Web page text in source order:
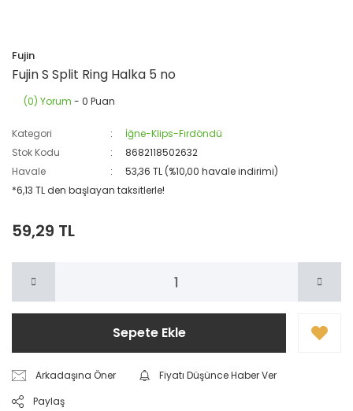
Fujin
Fujin S Split Ring Halka 5 no
(0) Yorum - 0 Puan
Kategori
İğne-Klips-Fırdöndü
Stok Kodu
8682118502632
Havale
53,36 TL (%10,00 havale indirimi)
*6,13 TL den başlayan taksitlerle!
59,29 TL
Sepete Ekle
Arkadaşına Öner
Fiyatı Düşünce Haber Ver
Paylaş